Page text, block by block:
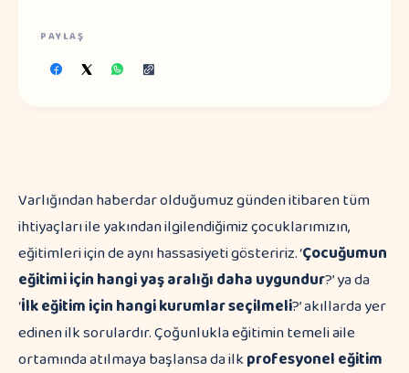
PAYLAŞ
Varlığından haberdar olduğumuz günden itibaren tüm
ihtiyaçları ile yakından ilgilendiğimiz çocuklarımızın,
eğitimleri için de aynı hassasiyeti gösteririz. ‘Çocuğumun
eğitimi için hangi yaş aralığı daha uygundur?’ ya da
‘İlk eğitim için hangi kurumlar seçilmeli?’ akıllarda yer
edinen ilk sorulardır. Çoğunlukla eğitimin temeli aile
ortamında atılmaya başlansa da ilkprofesyonel eğitim